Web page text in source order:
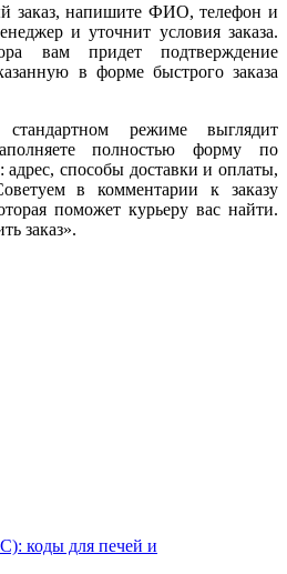
заказ, напишите ФИО, телефон и
и уточнит условия заказа.
вам придет подтверждение
в форме быстрого заказа
режиме выглядит
полностью форму по
адрес, способы доставки и оплаты,
в комментарии к заказу
поможет курьеру вас найти.
заказ».